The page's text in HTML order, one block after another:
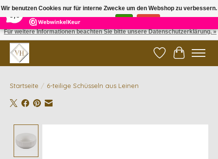
5 Reviews ×
✓ Gratis verzending vanaf €200 | ✓ 14 dagen retourneren
Wunschzettel
Ihr
Startseite / 6-teilige Schüsseln aus Leinen
Wir benutzen Cookies nur für interne Zwecke um den Webshop zu verbessern.
Ist das in Ordnung?
Für weitere Informationen beachten Sie bitte unsere Datenschutzerklärung. »